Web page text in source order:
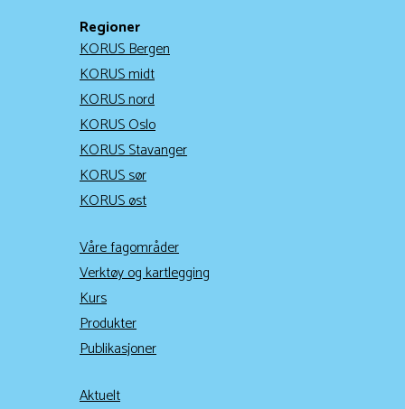
Regioner
KORUS Bergen
KORUS midt
KORUS nord
KORUS Oslo
KORUS Stavanger
KORUS sør
KORUS øst
Våre fagområder
Verktøy og kartlegging
Kurs
Produkter
Publikasjoner
Aktuelt